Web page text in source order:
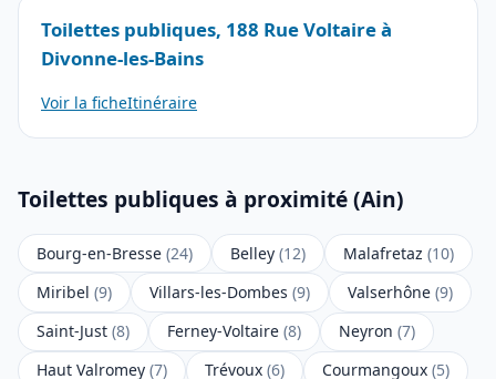
Toilettes publiques, 188 Rue Voltaire à
Divonne-les-Bains
Voir la ficheItinéraire
Toilettes publiques à proximité (Ain)
Bourg-en-Bresse (24) Belley (12) Malafretaz (10)
Miribel (9) Villars-les-Dombes (9) Valserhône (9)
Saint-Just (8) Ferney-Voltaire (8) Neyron (7)
Haut Valromey (7) Trévoux (6) Courmangoux (5)